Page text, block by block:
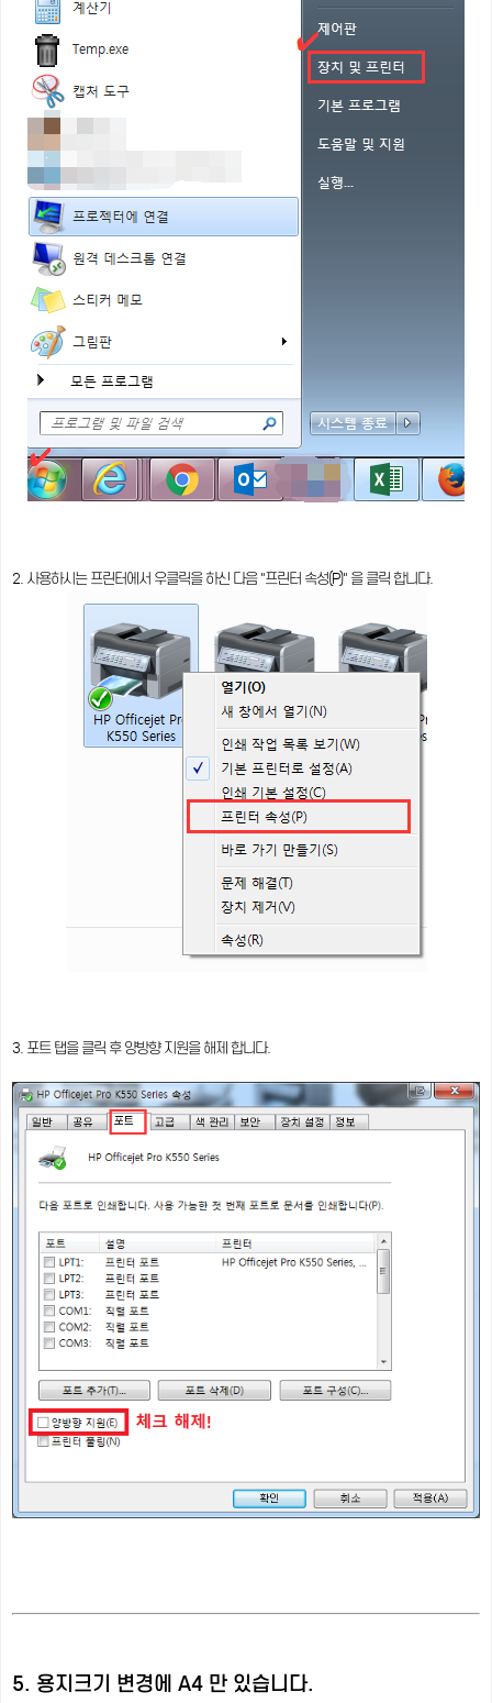
2. 사용하시는 프린터에서 우클릭을 하신 다음 "프린터 속성(P)" 을 클릭 합니다.
3. 포트 탭을 클릭 후 양방향 지원을 해제 합니다.
5. 용지크기 변경에 A4 만 있습니다.